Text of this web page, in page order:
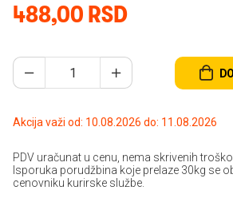
488,00 RSD
Akcija važi od: 10.08.2026 do: 11.08.2026
PDV uračunat u cenu, nema skrivenih
Isporuka porudžbina koje prelaze 30kg se
cenovniku kurirske službe.